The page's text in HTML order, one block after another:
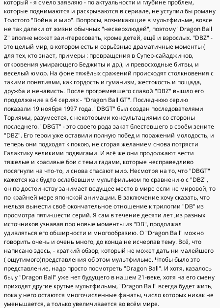
который - я смело заявляю - по актуальности и глубине проблем,
которые поднимаются и раскрываются в сериале, не уступил бы роману
Толстого "Война и мир". Вопросы, возникающие в мультфильме, вовсе
не так далеки от жизни обычных "несверхлюдей", поэтому "Dragon Ball
Z" вполне может заинтересовать, кроме детей, ещё и взрослых. "DBZ" -
это целый мир, в котором есть и серьёзные драматичные моменты (
для тех, кто знает, примеры : превращения в Супер-сайаджинов,
откровения умирающего Беджиты и др.), и превосходные битвы, и
весёлый юмор. На фоне тяжёлых сражений происходят столкновения с
такими понятиями, как гордость и гуманизм, жестокость и пощада,
дружба и ненависть. После прогремевшего славой "DBZ" вышло его
продолжение в 64 сериях - "Dragon Ball GT". Последнюю серию
показали 19 ноября 1997 года. "DBGT" был создан последователями
Ториямы, разумеется, с некоторыми консультациями со стороны
последнего. "DBGT" - это своего рода закат блестевшего в своём зените
"DBZ". Его герои уже оставили полную побед и поражений молодость, и
теперь они подходят к покою, не сгорая желанием снова потрясти
Галактику великими подвигами. И всё же они продолжают вести
тяжёлые и красивые бои с теми гадами, которые несправедливо
посягнули на что-то, и снова спасают мир. Несмотря на то, что "DBGT"
кажется как будто ослабевшим мультфильмом по сравнению с "DBZ",
он по достоинству занимает ведущее место в мире если не мировой, то
по крайней мере японской анимации. В заключение хочу сказать, что
нельзя вынести своё окончательное отношение к трилогии "DB" из
просмотра пяти-шести серий. Я сам в течение десяти лет ,из разных
источников узнавая про новые моменты из "DB", продолжал
удивляться его обширности и многообразию. О "Dragon Ball" можно
говорить очень и очень много, до конца не исчерпав тему. Всё, что
написано здесь, - краткий обзор, который не может дать ни малейшего
( ощутимого)представления об этом мультфильме. Чтобы было это
представление, надо просто посмотреть "Dragon Ball". И хотя, казалось
бы, у "Dragon Ball" уже нет будущего в нашем 21-веке, хотя на его смену
приходят другие крутые мультфильмы, "Dragon Ball" всегда будет жить,
пока у него остаются многочисленные фанаты, число которых никак не
уменьшается, а только увеличивается во всём мире.